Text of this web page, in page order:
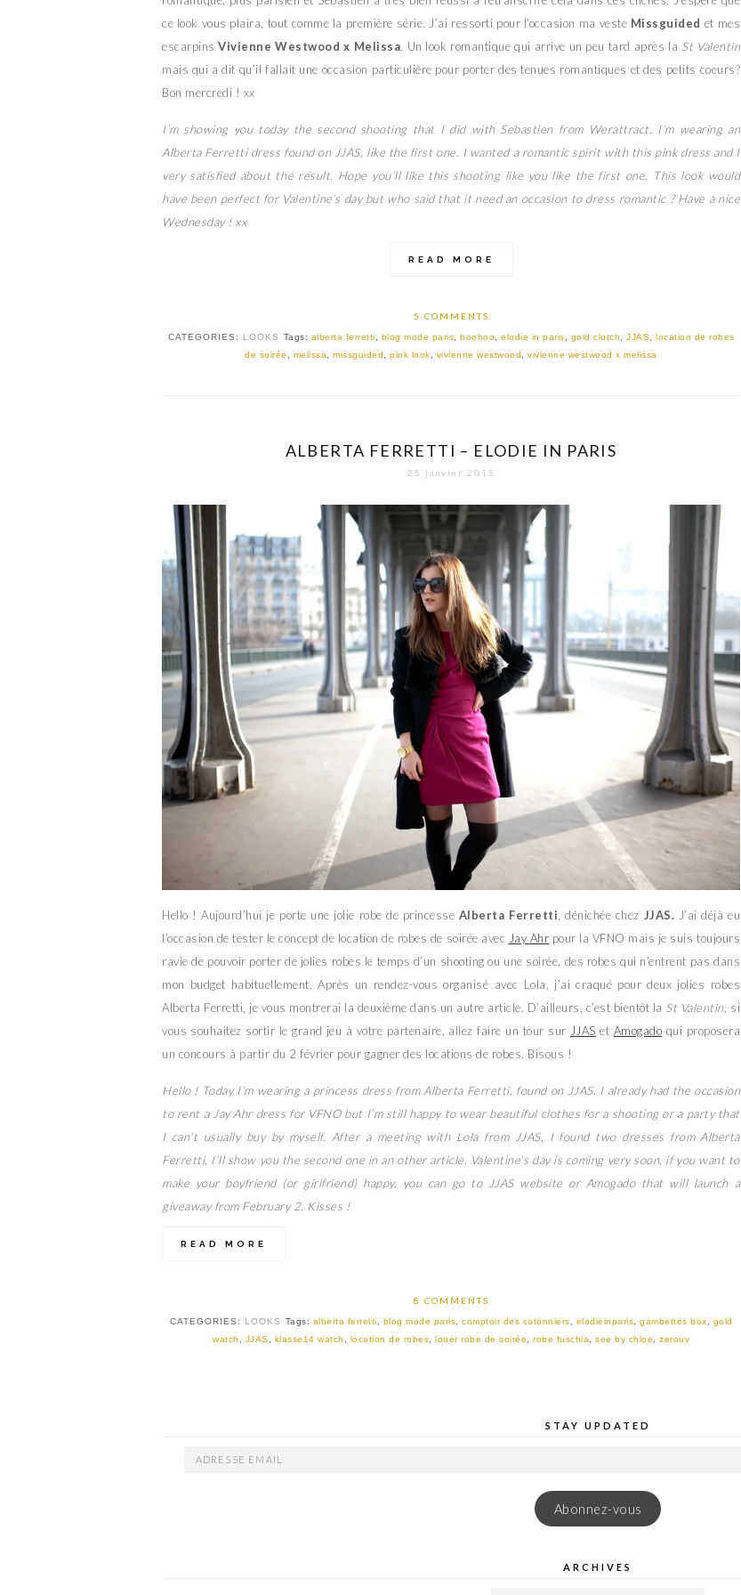
ce look vous plaira, tout comme la première série. J’ai ressorti pour l’occasion ma veste Missguided et mes
escarpinsVivienne Westwood x Melissa. Un look romantique qui arrive un peu tard après la St Valentin
mais qui a dit qu’il fallait une occasion particulière pour porter des tenues romantiques et des petits coeurs?
Bon mercredi ! xx
I’m showing you today the second shooting that I did with Sebastien from Werattract. I’m wearing an
Alberta Ferretti dress found on JJAS, like the first one. I wanted a romantic spirit with this pink dress and I
very satisfied about the result. Hope you’ll like this shooting like you like the first one. This look would
have been perfect for Valentine’s day but who said that it need an occasion to dress romantic ? Have a nice
Wednesday ! xx
READ MORE
5 COMMENTS
CATEGORIES: LOOKS Tags: alberta ferretti blog mode paris boohoo elodie in paris gold clutch JJAS
location de robes
de soirée
melissa ,missguided ,pink look vivienne westwood ,vivienne westwood x melissa
ALBERTA FERRETTI – ELODIE IN PARIS
25 janvier 2015
Hello ! Aujourd’hui je porte une jolie robe de princesse Alberta Ferretti , dénichée chez JJAS. J’ai déjà eu
l’occasion de tester le concept de location de robes de soirée avec Jay Ahr pour la VFNO mais je suis toujours
ravie de pouvoir porter de jolies robes le temps d’un shooting ou une soirée, des robes qui n’entrent pas dans
mon budget habituellement. Après un rendez-vous organisé avec Lola, j’ai craqué pour deux jolies robes
Alberta Ferretti, je vous montrerai la deuxième dans un autre article. D’ailleurs, c’est bientôt la St Valentin, si
vous souhaitez sortir le grand jeu à votre partenaire, allez faire un tour sur JJAS et Amogado qui proposera
un concours à partir du 2 février pour gagner des locations de robes. Bisous !
Hello ! Today I’m wearing a princess dress from Alberta Ferretti, found on JJAS. I already had the occasion
to rent a Jay Ahr dress for VFNO but I’m still happy to wear beautiful clothes for a shooting or a party that
I can’t usually buy by myself. After a meeting with Lola from JJAS, I found two dresses from Alberta
Ferretti, I’ll show you the second one in an other article. Valentine’s day is coming very soon, if you want to
make your boyfriend (or girlfriend) happy, you can go to JJAS website or Amogado that will launch a
giveaway from February 2. Kisses !
READ MORE
8 COMMENTS
CATEGORIES: LOOKS Tags: alberta ferretti blog mode paris comptoir des cotonniers elodieinparis gambettes box
gold
watch
JJAS klasse14 watch location de robes louer robe de soirée robe fuschia see by chloe zerouv
STAY UPDATED
ADRESSE
Abonnez-vous
ARCHIVES